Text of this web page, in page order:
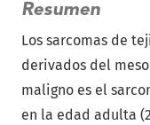
Resumen
Los sarcomas de
derivados del
maligno es el
en la edad adulta